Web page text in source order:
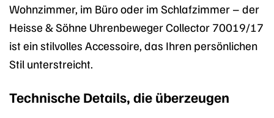
Wohnzimmer, im Büro oder im Schlafzimmer – der
Heisse & Söhne Uhrenbeweger Collector 70019/17
ist ein stilvolles Accessoire, das Ihren persönlichen
Stil unterstreicht.
Technische Details, die überzeugen